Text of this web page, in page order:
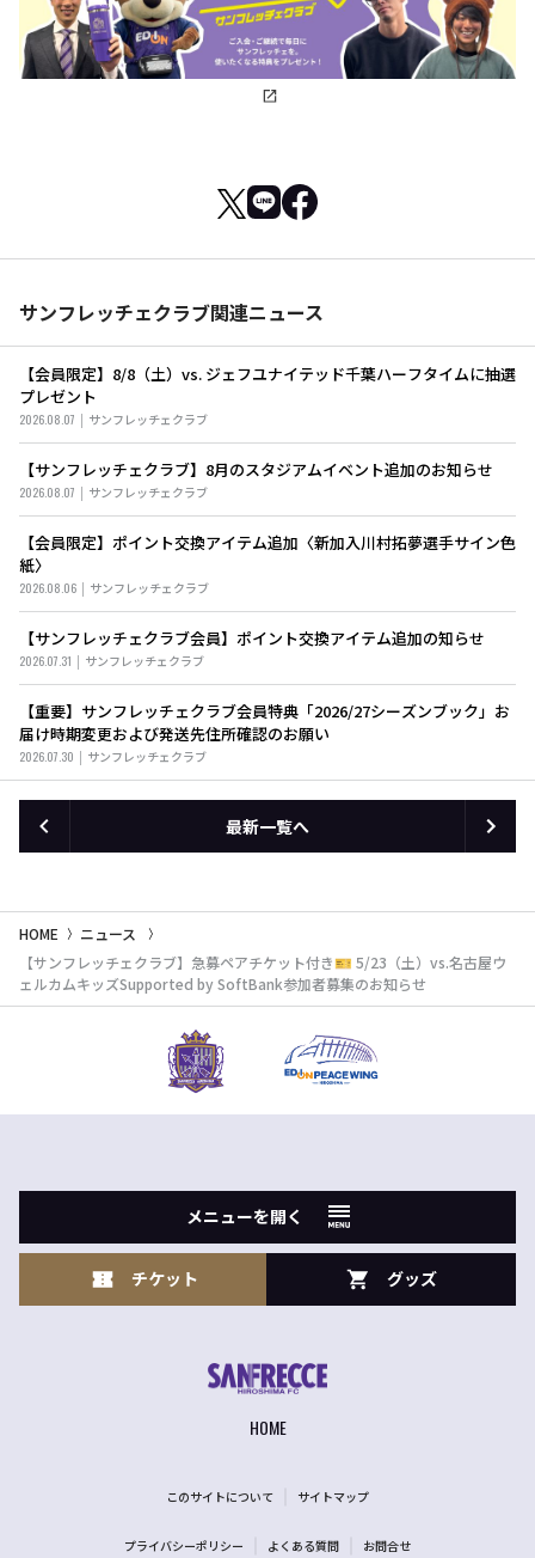
サンフレッチェクラブ関連ニュース
【会員限定】8/8（土）vs. ジェフユナイテッド千葉ハーフタイムに抽選
プレゼント
2026.08.07 サンフレッチェクラブ
【サンフレッチェクラブ】8月のスタジアムイベント追加のお知らせ
2026.08.07 サンフレッチェクラブ
【会員限定】ポイント交換アイテム追加〈新加入川村拓夢選手サイン色
紙〉
2026.08.06 サンフレッチェクラブ
【サンフレッチェクラブ会員】ポイント交換アイテム追加の知らせ
2026.07.31 サンフレッチェクラブ
【重要】サンフレッチェクラブ会員特典「2026/27シーズンブック」お
届け時期変更および発送先住所確認のお願い
2026.07.30 サンフレッチェクラブ
最新一覧へ
HOME
ニュース
【サンフレッチェクラブ】急募ペアチケット付き🎫 5/23（土）vs.名古屋ウ
ェルカムキッズSupported by SoftBank参加者募集のお知らせ
メニューを開く
チケット グッズ
HOME
このサイトについて サイトマップ
プライバシーポリシー よくある質問 お問合せ